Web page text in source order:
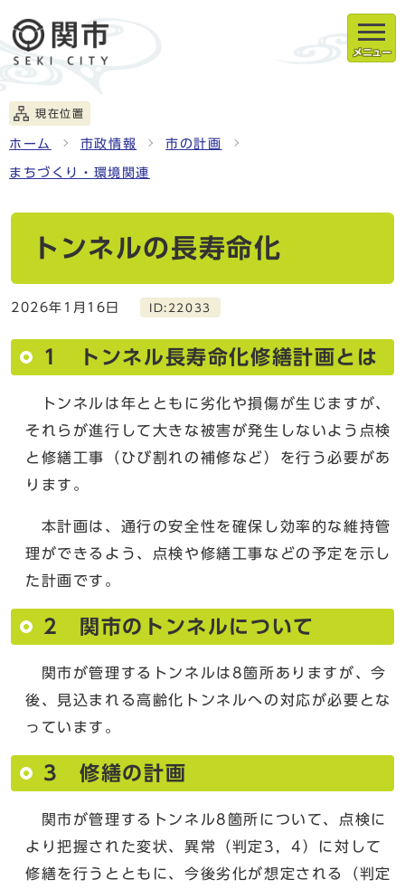
メニュー
現在位置
ホーム 市政情報 市の計画
まちづくり・環境関連
トンネルの長寿命化
2026年1月16日 ID:22033
1 トンネル長寿命化修繕計画とは
トンネルは年とともに劣化や損傷が生じますが、
それらが進行して大きな被害が発生しないよう点検
と修繕工事（ひび割れの補修など）を行う必要があ
ります。
本計画は、通行の安全性を確保し効率的な維持管
理ができるよう、点検や修繕工事などの予定を示し
た計画です。
2 関市のトンネルについて
関市が管理するトンネルは8箇所ありますが、今
後、見込まれる高齢化トンネルへの対応が必要とな
っています。
3 修繕の計画
関市が管理するトンネル8箇所について、点検に
より把握された変状、異常（判定3，4）に対して
修繕を行うとともに、今後劣化が想定される（判定